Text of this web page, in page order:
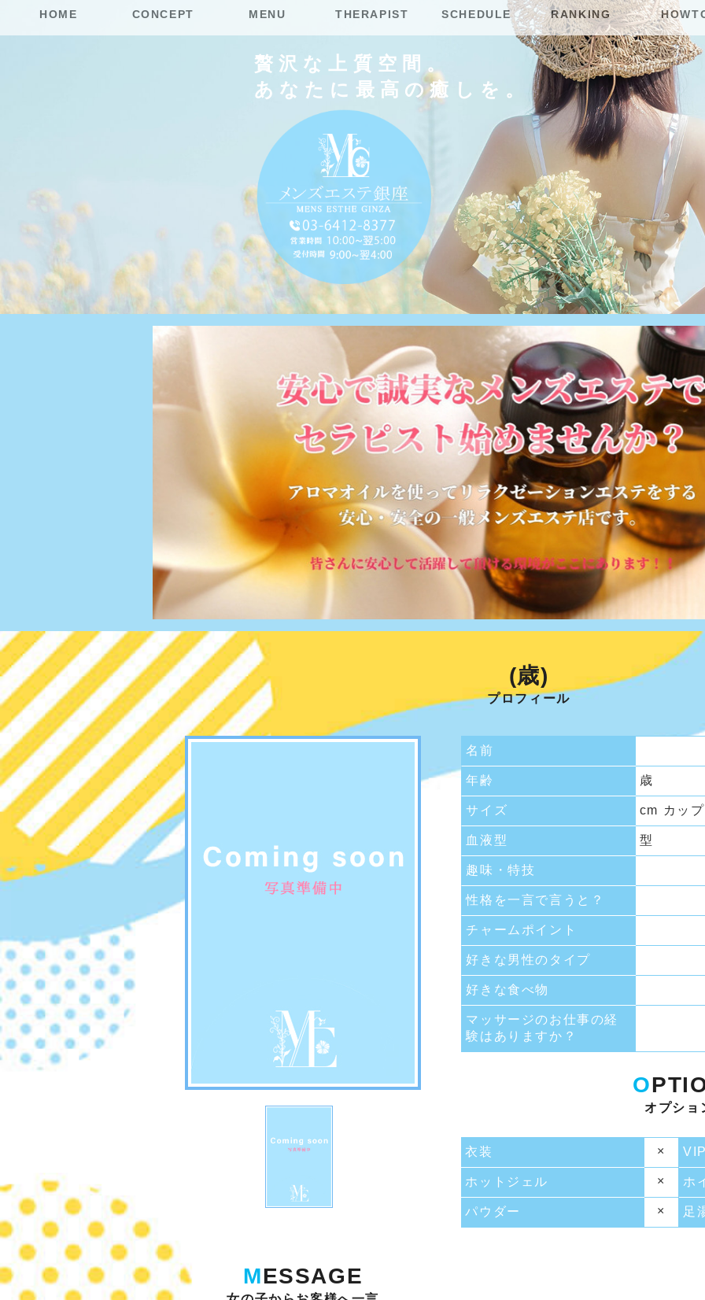
贅沢な上質空間。
あなたに最高の癒しを。
HOME CONCEPT MENU THERAPIST SCHEDULE RANKING
(歳)
プロフィール
名前
年齢 歳
サイズ cm カップ
血液型 型
趣味・特技
性格を一言で言うと？
チャームポイント
好きな男性のタイプ
好きな食べ物
マッサージのお仕事の経
験はありますか？
O
オプショ
衣装 ×
ホットジェル × ホ
パウダー × 足
MESSAGE